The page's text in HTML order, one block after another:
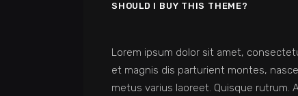
SHOULD I BUY THIS THEME?
Lorem ipsum dolor sit amet,
et magnis dis parturient montes,
metus varius laoreet. Quisque rutrum.